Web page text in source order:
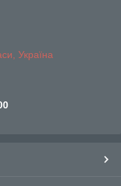
Україна